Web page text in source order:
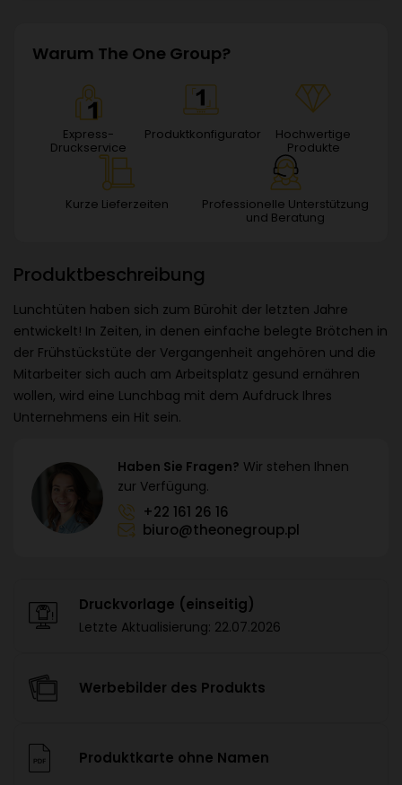
Produktbeschreibung
Lunchtüten haben sich zum Bürohit der letzten Jahre
entwickelt! In Zeiten, in denen einfache belegte Brötchen in
der Frühstückstüte der Vergangenheit angehören und die
Mitarbeiter sich auch am Arbeitsplatz gesund ernähren
wollen, wird eine Lunchbag mit dem Aufdruck Ihres
Unternehmens ein Hit sein.
Haben Sie Fragen? Wir stehen Ihnen
zur Verfügung.
+22 161 26 16
biuro@theonegroup.pl
Druckvorlage (einseitig)
Letzte Aktualisierung: 22.07.2026
Werbebilder des Produkts
Produktkarte ohne Namen
Warum The One Group?
Express-
Druckservice
Produktkonfigurator Hochwertige
Produkte
Kurze Lieferzeiten Professionelle Unterstützung
und Beratung